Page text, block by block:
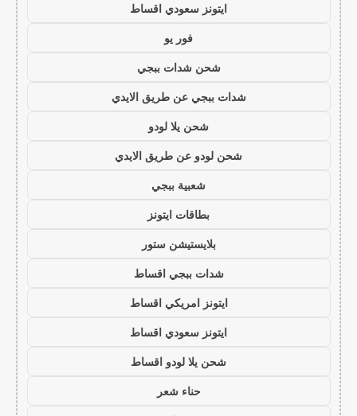
ايتونز سعودي اقساط
فور يو
شحن شدات ببجي
شدات ببجي عن طريق الايدي
شحن يلا لودو
شحن لودو عن طريق الايدي
شعبية ببجي
بطاقات ايتونز
بلايستيشن ستور
شدات ببجي اقساط
ايتونز امريكي اقساط
ايتونز سعودي اقساط
شحن يلا لودو اقساط
حناء شعر